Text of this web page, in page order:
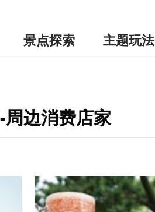
景点探索 主题玩法
边消费店家